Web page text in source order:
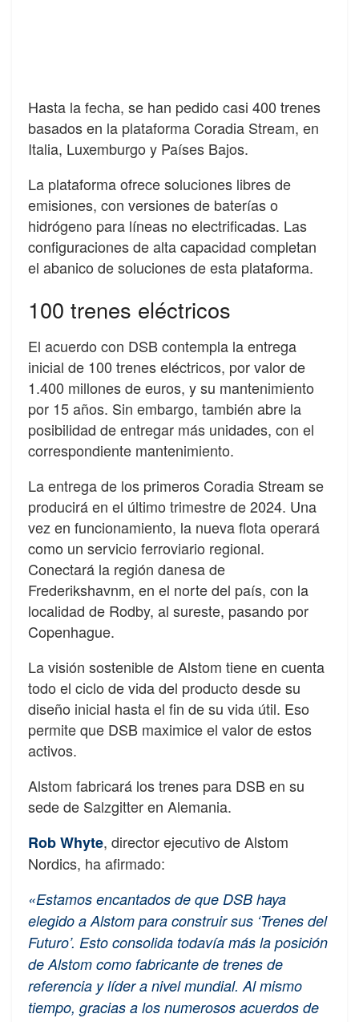
Hasta la fecha, se han pedido casi 400 trenes
basados en la plataforma Coradia Stream, en
Italia, Luxemburgo y Países Bajos.
La plataforma ofrece soluciones libres de
emisiones, con versiones de baterías o
hidrógeno para líneas no electrificadas. Las
configuraciones de alta capacidad completan
el abanico de soluciones de esta plataforma.
100 trenes eléctricos
El acuerdo con DSB contempla la entrega
inicial de 100 trenes eléctricos, por valor de
1.400 millones de euros, y su mantenimiento
por 15 años. Sin embargo, también abre la
posibilidad de entregar más unidades, con el
correspondiente mantenimiento.
La entrega de los primeros Coradia Stream se
producirá en el último trimestre de 2024. Una
vez en funcionamiento, la nueva flota operará
como un servicio ferroviario regional.
Conectará la región danesa de
Frederikshavnm, en el norte del país, con la
localidad de Rodby, al sureste, pasando por
Copenhague.
La visión sostenible de Alstom tiene en cuenta
todo el ciclo de vida del producto desde su
diseño inicial hasta el fin de su vida útil. Eso
permite que DSB maximice el valor de estos
activos.
Alstom fabricará los trenes para DSB en su
sede de Salzgitter en Alemania.
Rob Whyte, director ejecutivo de Alstom
Nordics, ha afirmado:
«Estamos encantados de que DSB haya
elegido a Alstom para construir sus ‘Trenes del
Futuro’. Esto consolida todavía más la posición
de Alstom como fabricante de trenes de
referencia y líder a nivel mundial. Al mismo
tiempo, gracias a los numerosos acuerdos de